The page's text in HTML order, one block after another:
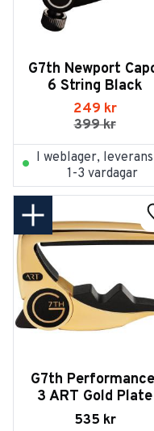
G7th Newport
6 String Black
249 kr
399kr
I weblager,
1-3 vardagar
G7th Performance
3 ART Gold Plate
535 kr